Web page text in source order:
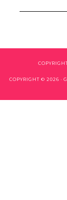
COPYRIGHT © 2026 ·